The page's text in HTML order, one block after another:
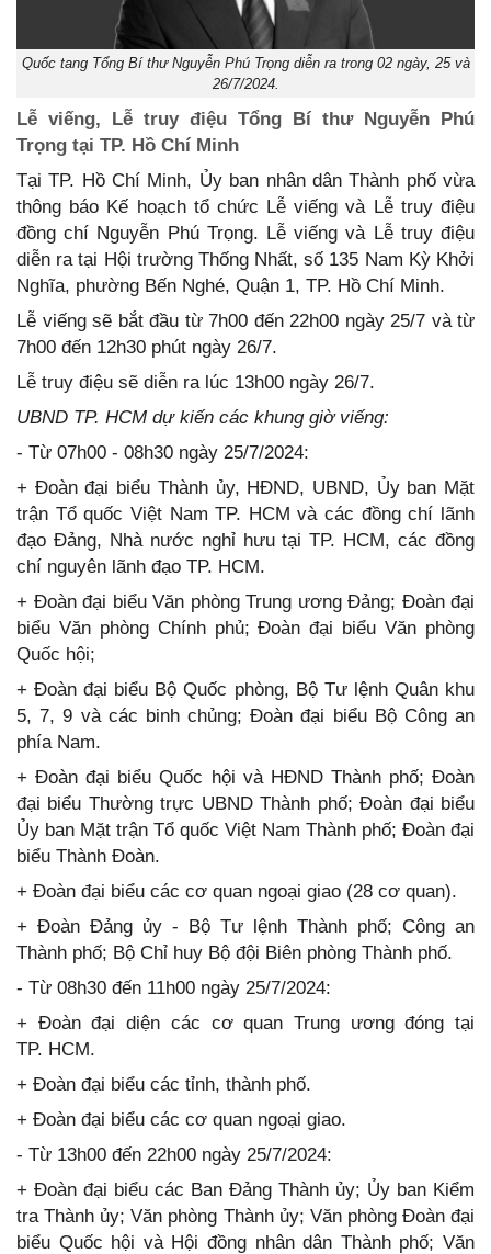
Quốc tang Tổng Bí thư Nguyễn Phú Trọng diễn ra trong 02 ngày, 25 và
26/7/2024.
Lễ viếng, Lễ truy điệu Tổng Bí thư Nguyễn Phú
Trọng tại TP. Hồ Chí Minh
Tại TP. Hồ Chí Minh, Ủy ban nhân dân Thành phố vừa
thông báo Kế hoạch tổ chức Lễ viếng và Lễ truy điệu
đồng chí Nguyễn Phú Trọng. Lễ viếng và Lễ truy điệu
diễn ra tại Hội trường Thống Nhất, số 135 Nam Kỳ Khởi
Nghĩa, phường Bến Nghé, Quận 1, TP. Hồ Chí Minh.
Lễ viếng sẽ bắt đầu từ 7h00 đến 22h00 ngày 25/7 và từ
7h00 đến 12h30 phút ngày 26/7.
Lễ truy điệu sẽ diễn ra lúc 13h00 ngày 26/7.
UBND TP. HCM dự kiến các khung giờ viếng:
- Từ 07h00 - 08h30 ngày 25/7/2024:
+ Đoàn đại biểu Thành ủy, HĐND, UBND, Ủy ban Mặt
trận Tổ quốc Việt Nam TP. HCM và các đồng chí lãnh
đạo Đảng, Nhà nước nghỉ hưu tại TP. HCM, các đồng
chí nguyên lãnh đạo TP. HCM.
+ Đoàn đại biểu Văn phòng Trung ương Đảng; Đoàn đại
biểu Văn phòng Chính phủ; Đoàn đại biểu Văn phòng
Quốc hội;
+ Đoàn đại biểu Bộ Quốc phòng, Bộ Tư lệnh Quân khu
5, 7, 9 và các binh chủng; Đoàn đại biểu Bộ Công an
phía Nam.
+ Đoàn đại biểu Quốc hội và HĐND Thành phố; Đoàn
đại biểu Thường trực UBND Thành phố; Đoàn đại biểu
Ủy ban Mặt trận Tổ quốc Việt Nam Thành phố; Đoàn đại
biểu Thành Đoàn.
+ Đoàn đại biểu các cơ quan ngoại giao (28 cơ quan).
+ Đoàn Đảng ủy - Bộ Tư lệnh Thành phố; Công an
Thành phố; Bộ Chỉ huy Bộ đội Biên phòng Thành phố.
- Từ 08h30 đến 11h00 ngày 25/7/2024:
+ Đoàn đại diện các cơ quan Trung ương đóng tại
TP. HCM.
+ Đoàn đại biểu các tỉnh, thành phố.
+ Đoàn đại biểu các cơ quan ngoại giao.
- Từ 13h00 đến 22h00 ngày 25/7/2024:
+ Đoàn đại biểu các Ban Đảng Thành ủy; Ủy ban Kiểm
tra Thành ủy; Văn phòng Thành ủy; Văn phòng Đoàn đại
biểu Quốc hội và Hội đồng nhân dân Thành phố; Văn